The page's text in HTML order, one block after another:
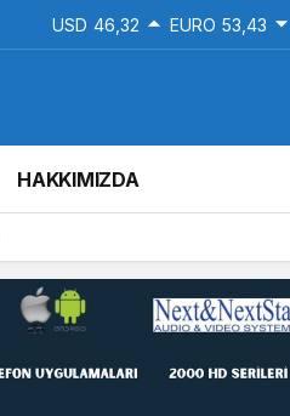
USD 46,32 EURO 53,43
HAKKIMIZDA